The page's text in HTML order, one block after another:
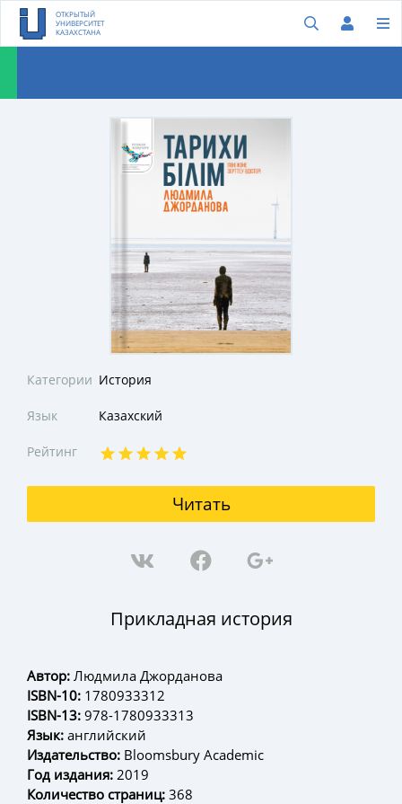
ОТКРЫТЫЙ
УНИВЕРСИТЕТ
КАЗАХСТАНА
Категории История
Язык Казахский
Рейтинг
Читать
Прикладная история
Автор: Людмила Джорданова
ISBN-10: 1780933312
ISBN-13: 978-1780933313
Язык: английский
Издательство: Bloomsbury Academic
Год издания: 2019
Количество страниц: 368